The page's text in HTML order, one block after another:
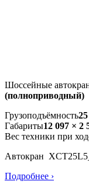
Шоссейные
(полноприводный)
Грузоподъёмность
Габариты12 097 × 2
Вес техники при
Автокран
Подробнее ›